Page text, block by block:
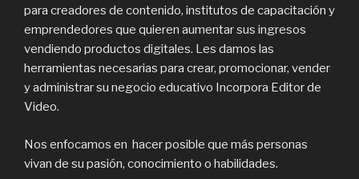
para creadores de contenido, institutos de capacitación y
emprendedores que quieren aumentar sus ingresos
vendiendo productos digitales. Les damos las
herramientas necesarias para crear, promocionar, vender
y administrar su negocio educativo Incorpora Editor de
Video.
Nos enfocamos en hacer posible que más personas
vivan de su pasión, conocimiento o habilidades.